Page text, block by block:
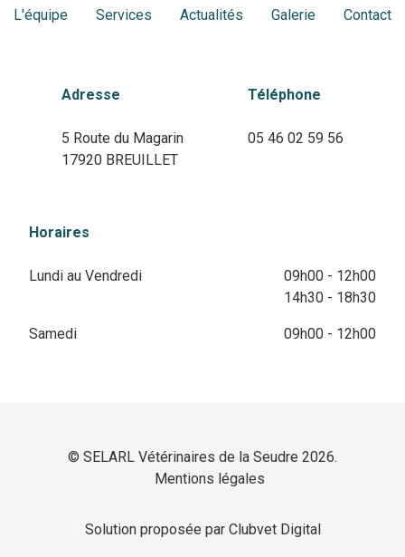
L'équipe Services Actualités Galerie Contact
Adresse
5 Route du Magarin
17920 BREUILLET
Téléphone
05 46 02 59 56
Horaires
Lundi au Vendredi
09h00 - 12h00
14h30 - 18h30
Samedi 09h00 - 12h00
© SELARL Vétérinaires de la Seudre 2026.
Mentions légales
Solution proposée par Clubvet Digital